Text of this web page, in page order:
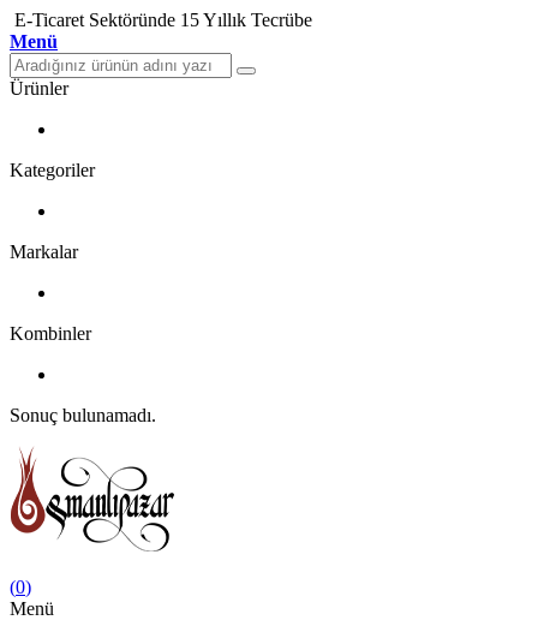
E-Ticaret Sektöründe 15 Yıllık Tecrübe
Menü
Ürünler
Kategoriler
Markalar
Kombinler
Sonuç bulunamadı.
(0)
Menü